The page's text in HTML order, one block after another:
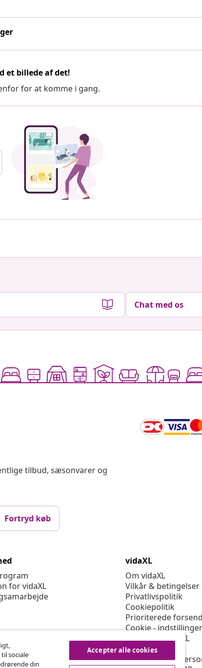
et billede af det!
for at komme i gang.
Chat med os
tilbud, sæsonvarer og
Fortryd køb
for vidaXL
vidaXL
Om vidaXL
Vilkår & betingelser
Privatlivspolitik
Cookiepolitik
Prioriterede
Cookie - indstillinger
Arbejd for vidaXL
Sikkerhed
EU-ansvarlige
sociale
din
Accepter alle cookies